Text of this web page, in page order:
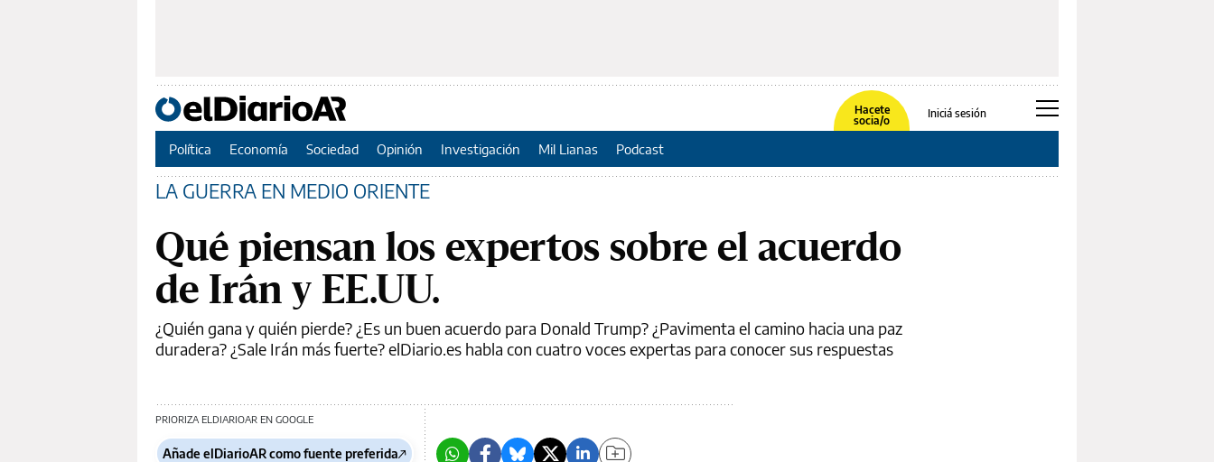
Hacete
socia/o
Iniciá sesión
Política Economía Sociedad Opinión Investigación Mil Lianas Podcast
LA GUERRA EN MEDIO ORIENTE
Qué piensan los expertos sobre el acuerdo
de Irán y EE.UU.
¿Quién gana y quién pierde? ¿Es un buen acuerdo para Donald Trump? ¿Pavimenta el camino hacia una paz
duradera? ¿Sale Irán más fuerte? elDiario.es habla con cuatro voces expertas para conocer sus respuestas
PRIORIZA ELDIARIOAR EN GOOGLE
Añade elDiarioAR como fuente preferida